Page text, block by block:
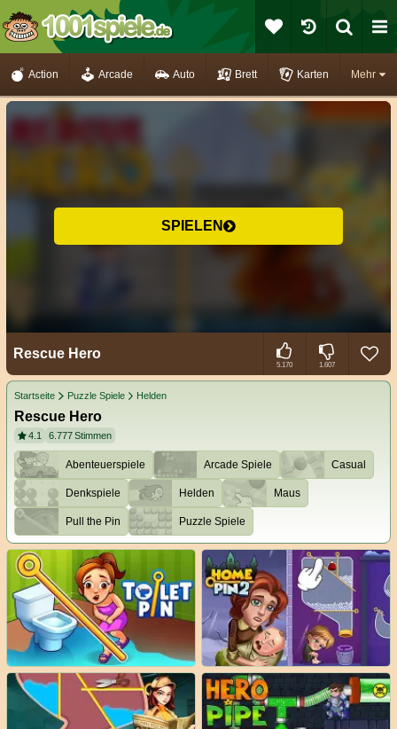
Mehr
Action Arcade Auto Brett Karten
SPIELEN
Rescue Hero
5.170 1.607
Startseite Puzzle Spiele Helden
Rescue Hero
4.1 6.777Stimmen
Abenteuerspiele Arcade Spiele Casual
Denkspiele Helden Maus
Pull the Pin Puzzle Spiele